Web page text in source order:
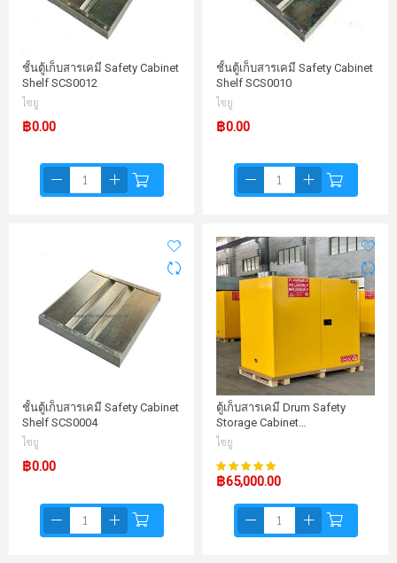
ชั้นตู้เก็บสารเคมี Safety Cabinet
Shelf SCS0012
ไซยู
฿0.00
ชั้นตู้เก็บสารเคมี Safety Cabinet
Shelf SCS0010
ไซยู
฿0.00
ชั้นตู้เก็บสารเคมี Safety Cabinet
Shelf SCS0004
ไซยู
฿0.00
ตู้เก็บสารเคมี Drum Safety
Storage Cabinet…
ไซยู
คะแนน:
฿65,000.00